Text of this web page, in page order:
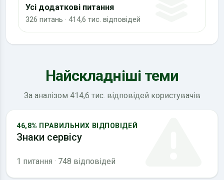
Усі додаткові питання
326 питань · 414,6 тис. відповідей
Найскладніші теми
За аналізом 414,6 тис. відповідей користувачів
46,8% ПРАВИЛЬНИХ ВІДПОВІДЕЙ
Знаки сервісу
1 питання · 748 відповідей